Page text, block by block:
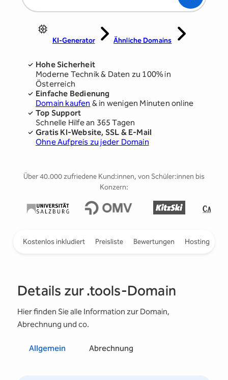
KI-Generator Ähnliche Domains
Hohe Sicherheit
Moderne Technik & Daten zu 100% in
Österreich
Einfache Bedienung
Domain kaufen & in wenigen Minuten online
Top Support
Schnelle Hilfe an 365 Tagen
Gratis KI-Website, SSL & E-Mail
Ohne Aufpreis zu jeder Domain
Über 40.000 zufriedene Kund:innen, von Schüler:innen bis
Konzern:
Kostenlos inkludiert Preisliste Bewertungen Hosting
Details zur .tools-Domain
Hier finden Sie alle Information zur Domain,
Abrechnung und co.
Allgemein Abrechnung